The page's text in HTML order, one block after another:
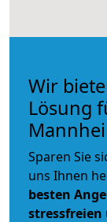
Wir
Lösung
Sparen Sie
uns Ihnen
besten
stressfreien